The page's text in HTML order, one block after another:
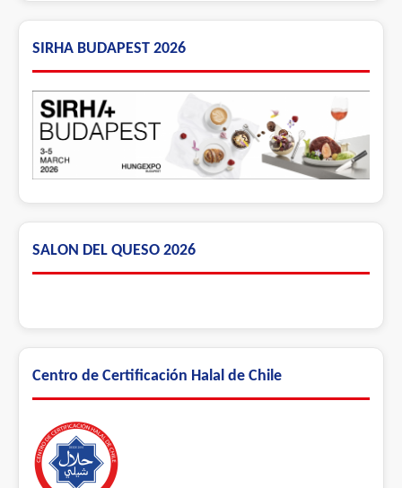
SIRHA BUDAPEST 2026
SALON DEL QUESO 2026
Centro de Certificación Halal de Chile